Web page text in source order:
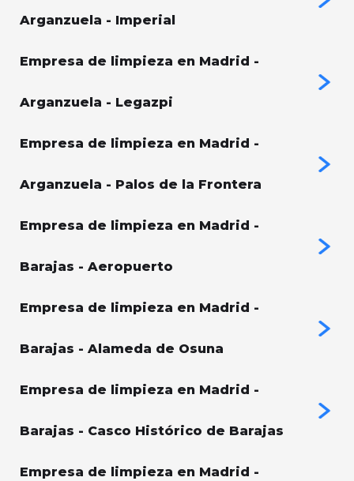
Arganzuela - Imperial
Empresa de limpieza en Madrid -
Arganzuela - Legazpi
Empresa de limpieza en Madrid -
Arganzuela - Palos de la Frontera
Empresa de limpieza en Madrid -
Barajas - Aeropuerto
Empresa de limpieza en Madrid -
Barajas - Alameda de Osuna
Empresa de limpieza en Madrid -
Barajas - Casco Histórico de Barajas
Empresa de limpieza en Madrid -